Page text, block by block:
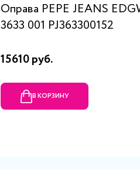
Оправа PEPE JEANS
3633 001 PJ363300152
15610 руб.
В КОРЗИНУ